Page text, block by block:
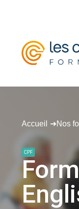
Accueil Nos
CPF